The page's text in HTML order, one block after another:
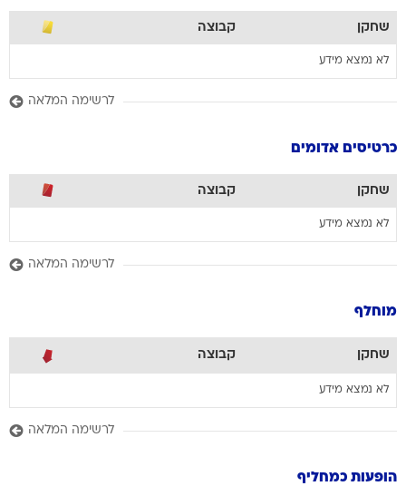
שחקן קבוצה
לא נמצא מידע
לרשימה המלאה
כרטיסים אדומים
שחקן קבוצה
לא נמצא מידע
לרשימה המלאה
מוחלף
שחקן קבוצה
לא נמצא מידע
לרשימה המלאה
הופעות כמחליף